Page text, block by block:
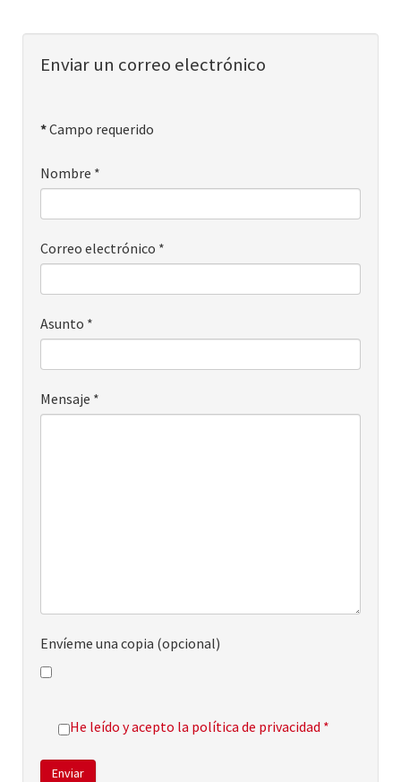
Enviar un correo electrónico
*Campo requerido
Nombre *
Correo electrónico *
Asunto *
Mensaje *
Envíeme una copia (opcional)
He leído y acepto la política de privacidad *
Enviar